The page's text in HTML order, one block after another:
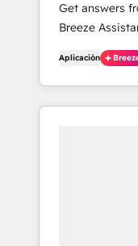
Get answers
Breeze
Aplicación